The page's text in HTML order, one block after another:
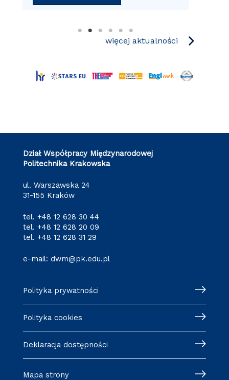
więcej aktualności
Dział Współpracy Międzynarodowej
Politechnika Krakowska
ul. Warszawska 24
31-155 Kraków
tel. +48 12 628 30 44
tel. +48 12 628 20 09
tel. +48 12 628 31 29
e-mail: dwm@pk.edu.pl
Polityka prywatności
Polityka cookies
Deklaracja dostępności
Mapa strony